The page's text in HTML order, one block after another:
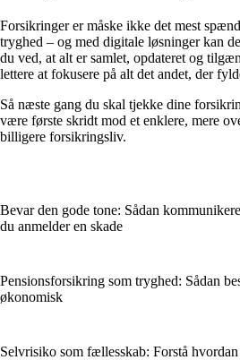
Forsikringer er måske ikke det mest
tryghed – og med digitale løsninger kan
du ved, at alt er samlet, opdateret og
lettere at fokusere på alt det andet, der
Så næste gang du skal tjekke dine
være første skridt mod et enklere, mere
billigere forsikringsliv.
Bevar den gode tone: Sådan
du anmelder en skade
Pensionsforsikring som tryghed: Sådan
økonomisk
Selvrisiko som fællesskab: Forstå